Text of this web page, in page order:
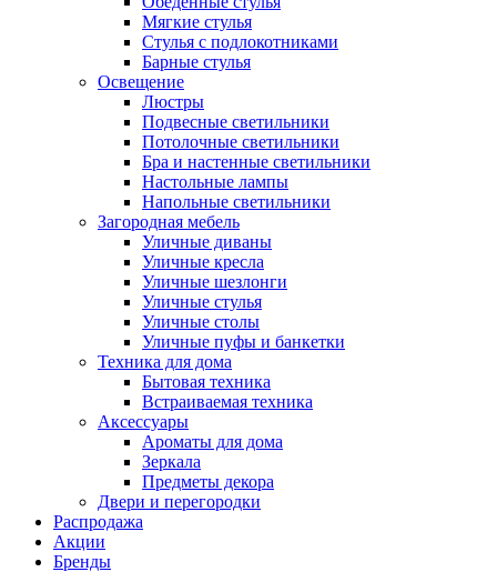
Мягкие стулья
Стулья с подлокотниками
Барные стулья
Освещение
Люстры
Подвесные светильники
Потолочные светильники
Бра и настенные светильники
Настольные лампы
Напольные светильники
Загородная мебель
Уличные диваны
Уличные кресла
Уличные шезлонги
Уличные стулья
Уличные столы
Уличные пуфы и банкетки
Техника для дома
Бытовая техника
Встраиваемая техника
Аксессуары
Ароматы для дома
Зеркала
Предметы декора
Двери и перегородки
Распродажа
Акции
Бренды